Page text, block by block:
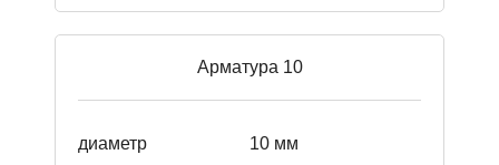
Арматура 10
диаметр 10 мм